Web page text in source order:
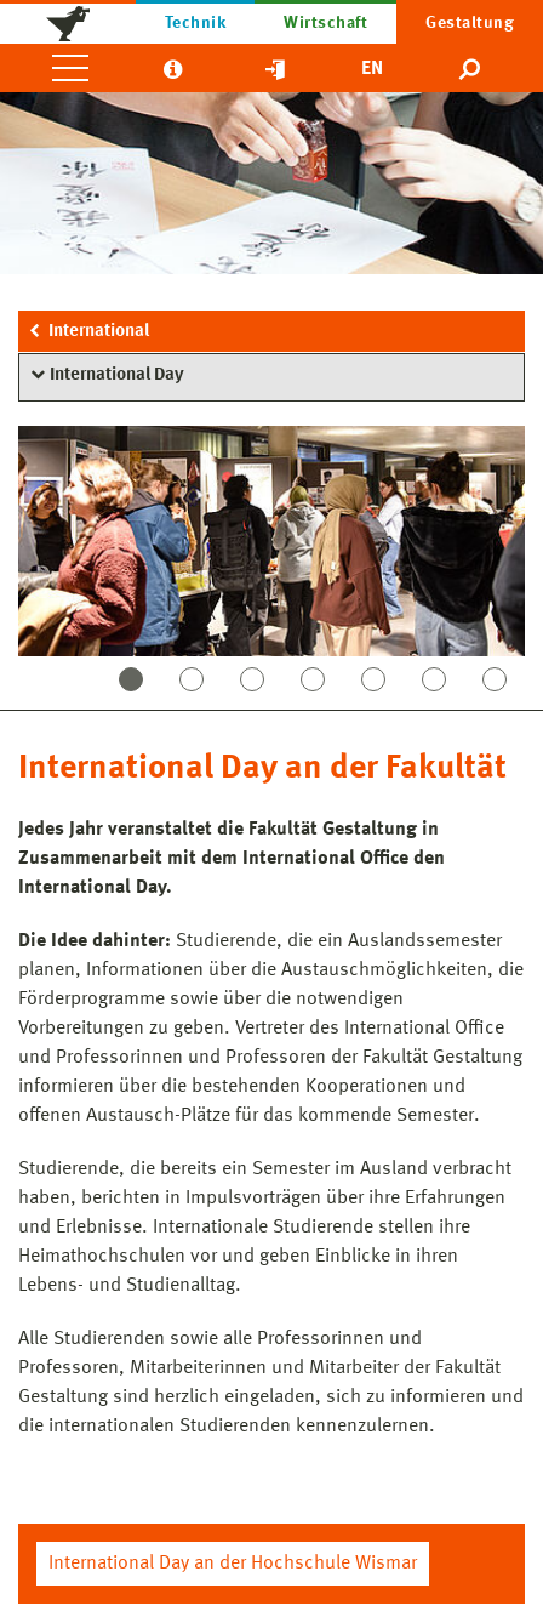
Technik Wirtschaft Gestaltung
EN
International
International Day
International Day an der Fakultät
Jedes Jahr veranstaltet die Fakultät Gestaltung in
Zusammenarbeit mit dem International Office den
International Day.
Die Idee dahinter: Studierende, die ein Auslandssemester
planen, Informationen über die Austauschmöglichkeiten, die
Förderprogramme sowie über die notwendigen
Vorbereitungen zu geben. Vertreter des International Office
und Professorinnen und Professoren der Fakultät Gestaltung
informieren über die bestehenden Kooperationen und
offenen Austausch-Plätze für das kommende Semester.
Studierende, die bereits ein Semester im Ausland verbracht
haben, berichten in Impulsvorträgen über ihre Erfahrungen
und Erlebnisse. Internationale Studierende stellen ihre
Heimathochschulen vor und geben Einblicke in ihren
Lebens- und Studienalltag.
Alle Studierenden sowie alle Professorinnen und
Professoren, Mitarbeiterinnen und Mitarbeiter der Fakultät
Gestaltung sind herzlich eingeladen, sich zu informieren und
die internationalen Studierenden kennenzulernen.
International Day an der Hochschule Wismar